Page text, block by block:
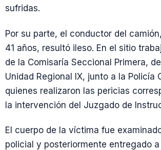
sufridas.
Por su parte, el conductor del
41 años, resultó ileso. En el sitio
de la Comisaría Seccional Primera,
Unidad Regional IX, junto a la Policía
quienes realizaron las pericias
la intervención del Juzgado de
El cuerpo de la víctima fue
policial y posteriormente entregado